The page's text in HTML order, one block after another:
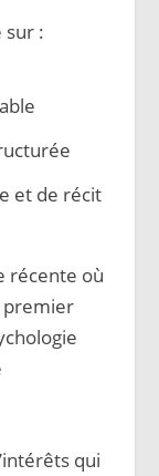
sur :
et de récit
récente où
premier
qui